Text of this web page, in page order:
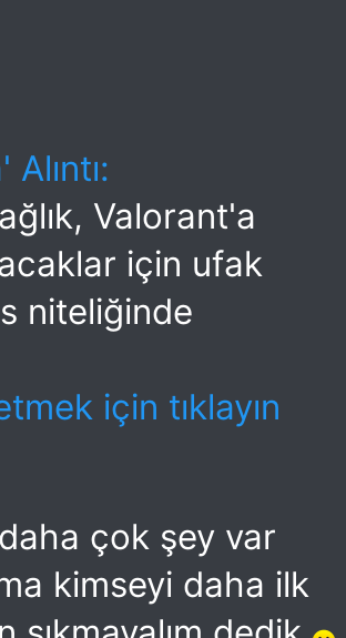
Valorant'a
için ufak
niteliğinde
için tıklayın
çok şey var
kimseyi daha ilk